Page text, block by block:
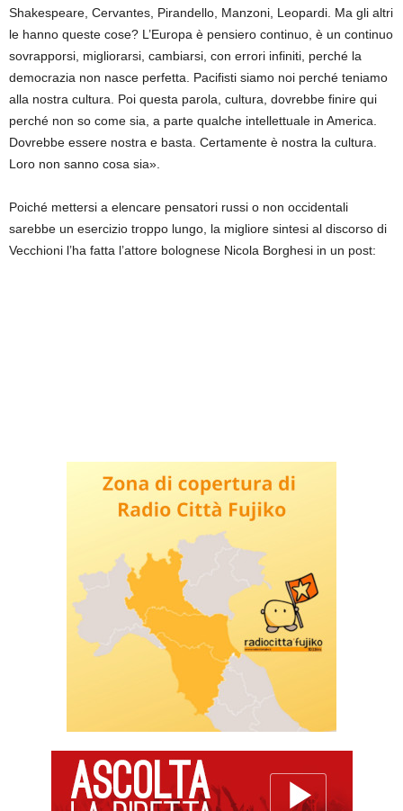
Shakespeare, Cervantes, Pirandello, Manzoni, Leopardi. Ma gli altri
le hanno queste cose? L’Europa è pensiero continuo, è un continuo
sovrapporsi, migliorarsi, cambiarsi, con errori infiniti, perché la
democrazia non nasce perfetta. Pacifisti siamo noi perché teniamo
alla nostra cultura. Poi questa parola, cultura, dovrebbe finire qui
perché non so come sia, a parte qualche intellettuale in America.
Dovrebbe essere nostra e basta. Certamente è nostra la cultura.
Loro non sanno cosa sia».
Poiché mettersi a elencare pensatori russi o non occidentali
sarebbe un esercizio troppo lungo, la migliore sintesi al discorso di
Vecchioni l’ha fatta l’attore bolognese Nicola Borghesi in un post: